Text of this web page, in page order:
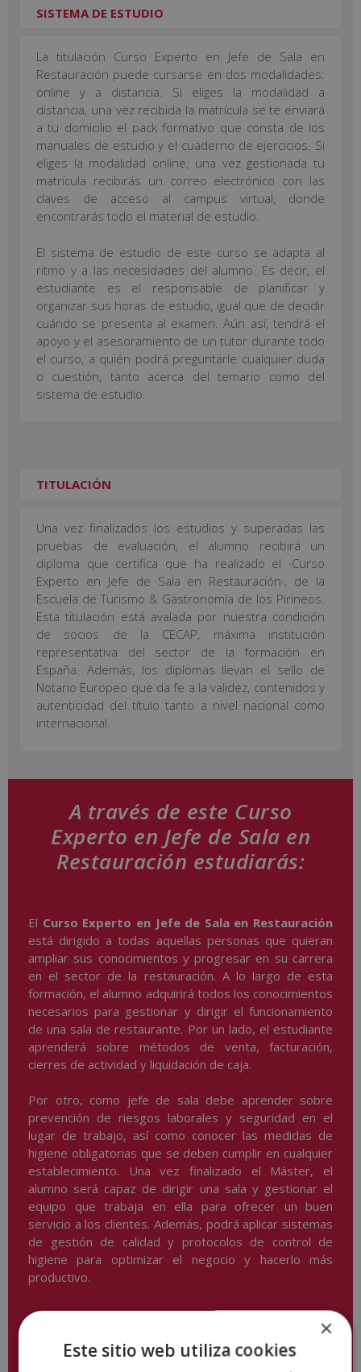
SISTEMA DE ESTUDIO
La titulación Curso Experto en Jefe de Sala en
Restauración puede cursarse en dos modalidades:
online y a distancia. Si eliges la modalidad a
distancia, una vez recibida la matrícula se te enviará
a tu domicilio el pack formativo que consta de los
manuales de estudio y el cuaderno de ejercicios. Si
eliges la modalidad online, una vez gestionada tu
matrícula recibirás un correo electrónico con las
claves de acceso al campus virtual, donde
encontrarás todo el material de estudio.
El sistema de estudio de este curso se adapta al
ritmo y a las necesidades del alumno. Es decir, el
estudiante es el responsable de planificar y
organizar sus horas de estudio, igual que de decidir
cuándo se presenta al examen. Aún así, tendrá el
apoyo y el asesoramiento de un tutor durante todo
el curso, a quién podrá preguntarle cualquier duda
o cuestión, tanto acerca del temario como del
sistema de estudio.
TITULACIÓN
Una vez finalizados los estudios y superadas las
pruebas de evaluación, el alumno recibirá un
diploma que certifica que ha realizado el ·Curso
Experto en Jefe de Sala en Restauración·, de la
Escuela de Turismo & Gastronomía de los Pirineos.
Esta titulación está avalada por nuestra condición
de socios de la CECAP, máxima institución
representativa del sector de la formación en
España. Además, los diplomas llevan el sello de
Notario Europeo que da fe a la validez, contenidos y
autenticidad del título tanto a nivel nacional como
internacional.
A través de este Curso
Experto en Jefe de Sala en
Restauración estudiarás:
El Curso Experto en Jefe de Sala en Restauración
está dirigido a todas aquellas personas que quieran
ampliar sus conocimientos y progresar en su carrera
en el sector de la restauración. A lo largo de esta
formación, el alumno adquirirá todos los conocimientos
necesarios para gestionar y dirigir el funcionamiento
de una sala de restaurante. Por un lado, el estudiante
aprenderá sobre métodos de venta, facturación,
cierres de actividad y liquidación de caja.
Por otro, como jefe de sala debe aprender sobre
prevención de riesgos laborales y seguridad en el
lugar de trabajo, así como conocer las medidas de
higiene obligatorias que se deben cumplir en cualquier
establecimiento. Una vez finalizado el Máster, el
alumno será capaz de dirigir una sala y gestionar el
equipo que trabaja en ella para ofrecer un buen
servicio a los clientes. Además, podrá aplicar sistemas
de gestión de calidad y protocolos de control de
higiene para optimizar el negocio y hacerlo más
productivo.
Descargar temario
×
Este sitio web utiliza cookies